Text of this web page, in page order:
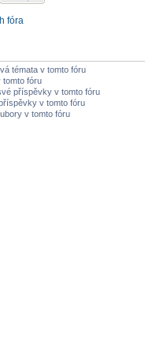
fóra
témata v tomto fóru
tomto fóru
příspěvky v tomto fóru
v tomto fóru
v tomto fóru